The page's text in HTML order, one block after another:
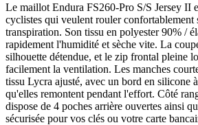
Le maillot Endura FS260-Pro S/S Jersey II
cyclistes qui veulent rouler confortablement
transpiration. Son tissu en polyester 90% /
rapidement l'humidité et sèche vite. La
silhouette détendue, et le zip frontal pleine
facilement la ventilation. Les manches
tissu Lycra ajusté, avec un bord en silicone
qu'elles remontent pendant l'effort. Côté
dispose de 4 poches arrière ouvertes ainsi
sécurisée pour vos clés ou votre carte